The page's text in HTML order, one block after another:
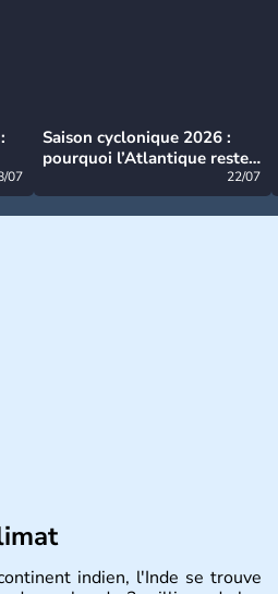
07
Saison cyclonique 2026 :
pourquoi l’Atlantique reste
22/07
indien, l'Inde se trouve